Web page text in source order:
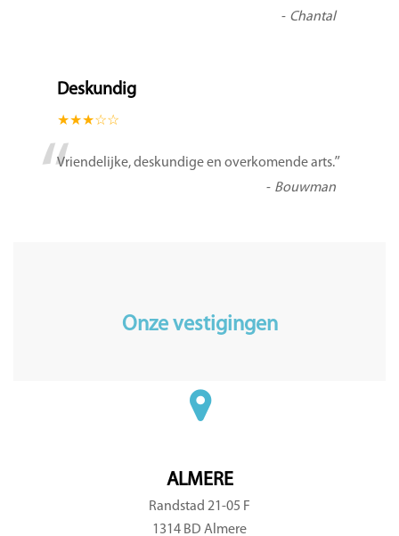
- Chantal
Deskundig
★★★☆☆
“Vriendelijke, deskundige en overkomende arts.”
- Bouwman
Onze vestigingen
ALMERE
Randstad 21-05 F
1314 BD Almere